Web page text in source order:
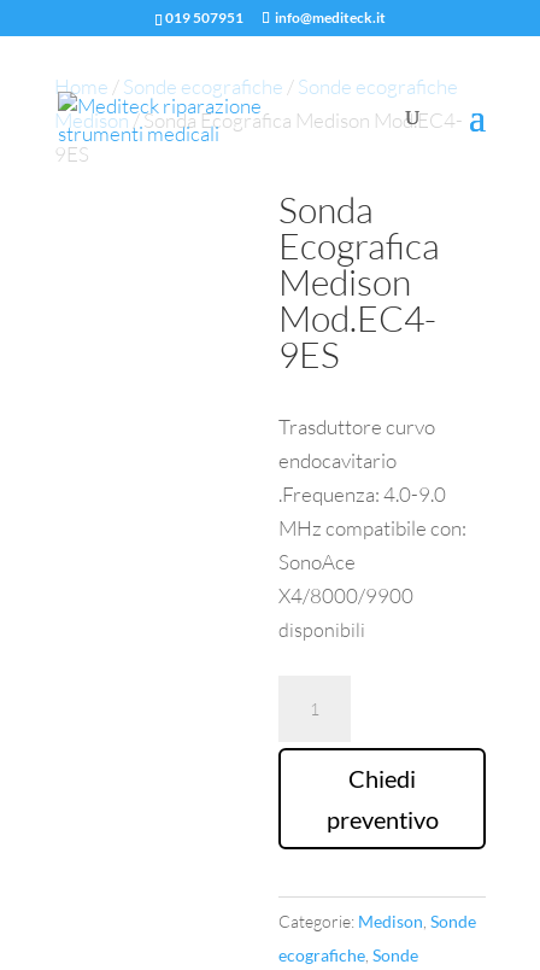
019 507951 info@mediteck.it
Home /Sonde ecografiche /Sonde ecografiche
Medison/ Sonda Ecografica Medison Mod.EC4-
9ES
Sonda
Ecografica
Medison
Mod.EC4-
9ES
Trasduttore curvo
endocavitario
.Frequenza: 4.0-9.0
MHz compatibile con:
SonoAce
X4/8000/9900
disponibili
Medison
Mod.EC4-Chiedi
preventivo
Categorie: Medison ,Sonde
ecografiche ,Sonde